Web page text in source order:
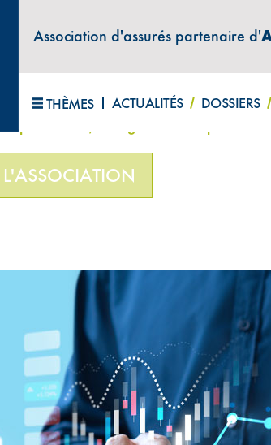
Association d'assurés partenaire d'
THÈMES ACTUALITÉS DOSSIERS
D'INFORMATIONS "AMPHITÉA
L'ASSOCIATION